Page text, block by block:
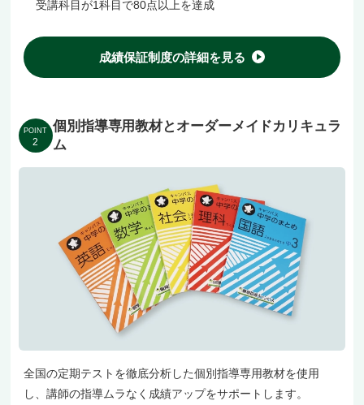
受講科目が1科目で80点以上を達成
成績保証制度の詳細を見る
POINT
2
個別指導専用教材とオーダーメイドカリキュラ
ム
全国の定期テストを徹底分析した個別指導専用教材を使用
し、講師の指導ムラなく成績アップをサポートします。